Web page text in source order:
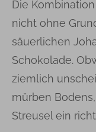
Die
nicht ohne
säuerlichen
Schokolade.
ziemlich
mürben
Streusel ein